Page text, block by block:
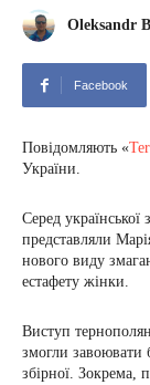
Oleksandr
Facebook
Повідомляють «
України.
Серед
представляли
нового виду
естафету жінки.
Виступ
змогли завоювати
збірної. Зокрема,